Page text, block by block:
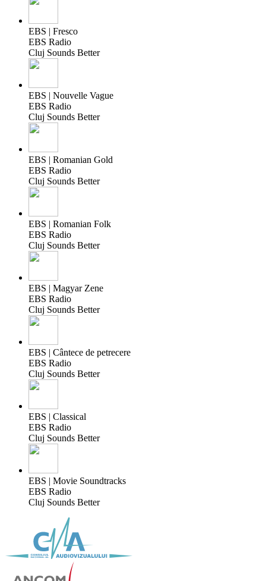
EBS | Fresco
EBS Radio
Cluj Sounds Better
EBS | Nouvelle Vague
EBS Radio
Cluj Sounds Better
EBS | Romanian Gold
EBS Radio
Cluj Sounds Better
EBS | Romanian Folk
EBS Radio
Cluj Sounds Better
EBS | Magyar Zene
EBS Radio
Cluj Sounds Better
EBS | Cântece de petrecere
EBS Radio
Cluj Sounds Better
EBS | Classical
EBS Radio
Cluj Sounds Better
EBS | Movie Soundtracks
EBS Radio
Cluj Sounds Better